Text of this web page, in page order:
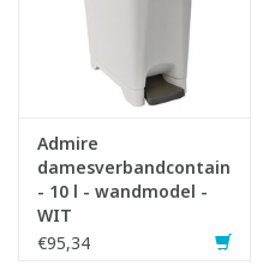
Admire
damesverbandcontainer
- 10 l - wandmodel -
WIT
€95,34